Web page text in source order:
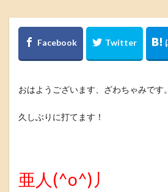
おはようございます、ざわちゃみです。
久しぶりに打てます！
亜人(^o^)丿